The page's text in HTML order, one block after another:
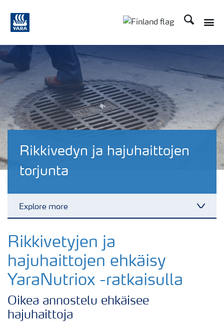
Etsi
Rikkivedyn ja hajuhaittojen
torjunta
Explore more
Mädän kananmunan haju
Rikkivedyn ja hajuhaittojen torjunta
Rikkivety jäteveden käsittelylaitoksessa
Rikkivetyjen ja
hajuhaittojen ehkäisy
YaraNutriox -ratkaisulla
Oikea annostelu ehkäisee
hajuhaittoja